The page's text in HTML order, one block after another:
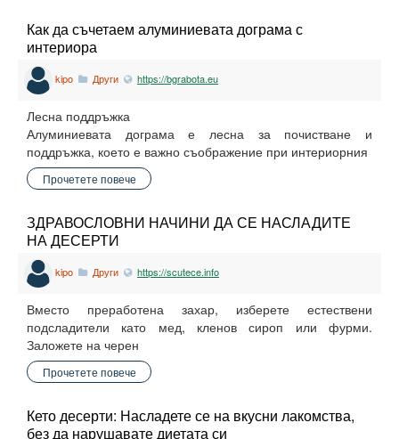
Как да съчетаем алуминиевата дограма с
интериора
kipo Други https://bgrabota.eu
Лесна поддръжка
Алуминиевата дограма е лесна за почистване и
поддръжка, което е важно съображение при интериорния
Прочетете повече
ЗДРАВОСЛОВНИ НАЧИНИ ДА СЕ НАСЛАДИТЕ
НА ДЕСЕРТИ
kipo Други https://scutece.info
Вместо преработена захар, изберете естествени
подсладители като мед, кленов сироп или фурми.
Заложете на черен
Прочетете повече
Кето десерти: Насладете се на вкусни лакомства,
без да нарушавате диетата си